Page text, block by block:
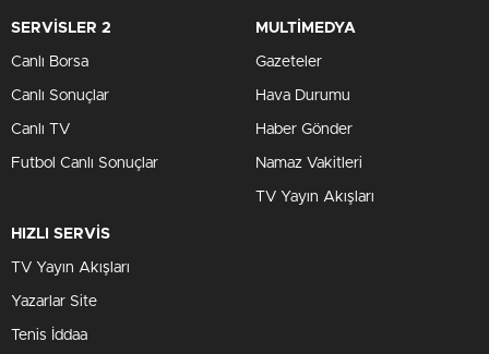
SERVİSLER 2
Canlı Borsa
Canlı Sonuçlar
Canlı TV
Futbol Canlı Sonuçlar
MULTİMEDYA
Gazeteler
Hava Durumu
Haber Gönder
Namaz Vakitleri
TV Yayın Akışları
HIZLI SERVİS
TV Yayın Akışları
Yazarlar Site
Tenis İddaa